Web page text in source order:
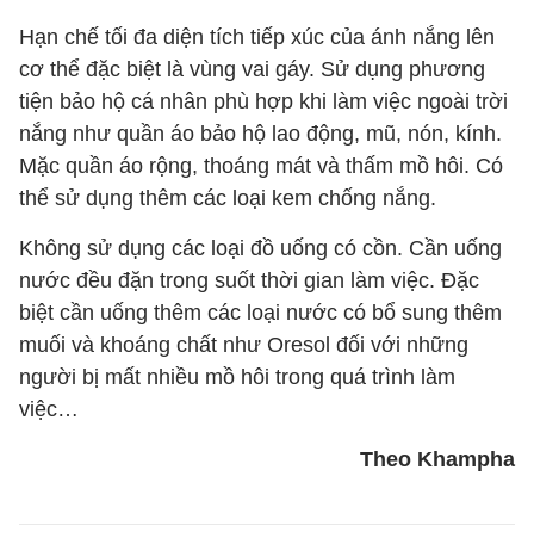
Hạn chế tối đa diện tích tiếp xúc của ánh nắng lên
cơ thể đặc biệt là vùng vai gáy. Sử dụng phương
tiện bảo hộ cá nhân phù hợp khi làm việc ngoài trời
nắng như quần áo bảo hộ lao động, mũ, nón, kính.
Mặc quần áo rộng, thoáng mát và thấm mồ hôi. Có
thể sử dụng thêm các loại kem chống nắng.
Không sử dụng các loại đồ uống có cồn. Cần uống
nước đều đặn trong suốt thời gian làm việc. Đặc
biệt cần uống thêm các loại nước có bổ sung thêm
muối và khoáng chất như Oresol đối với những
người bị mất nhiều mồ hôi trong quá trình làm
việc…
Theo Khampha